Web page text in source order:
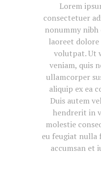
Lorem
consectetuer
nonummy
laoreet dolore
volutpat. Ut
veniam, quis
ullamcorper
aliquip ex ea
Duis autem
hendrerit in
molestie
eu feugiat nulla
accumsan et